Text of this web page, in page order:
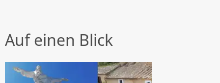
Auf einen Blick